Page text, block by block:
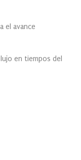
el avance
en tiempos del